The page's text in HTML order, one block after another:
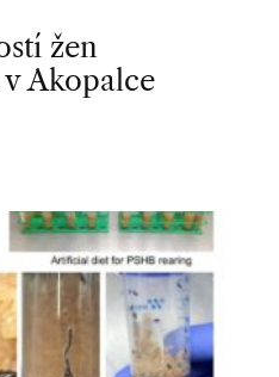
žen
Akopalce